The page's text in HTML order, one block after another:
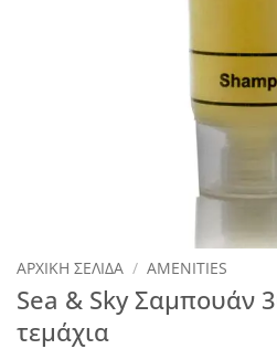
ΑΡΧΙΚΉ ΣΕΛΊΔΑ / AMENITIES
Sea & Sky Σαμπουάν
τεμάχια